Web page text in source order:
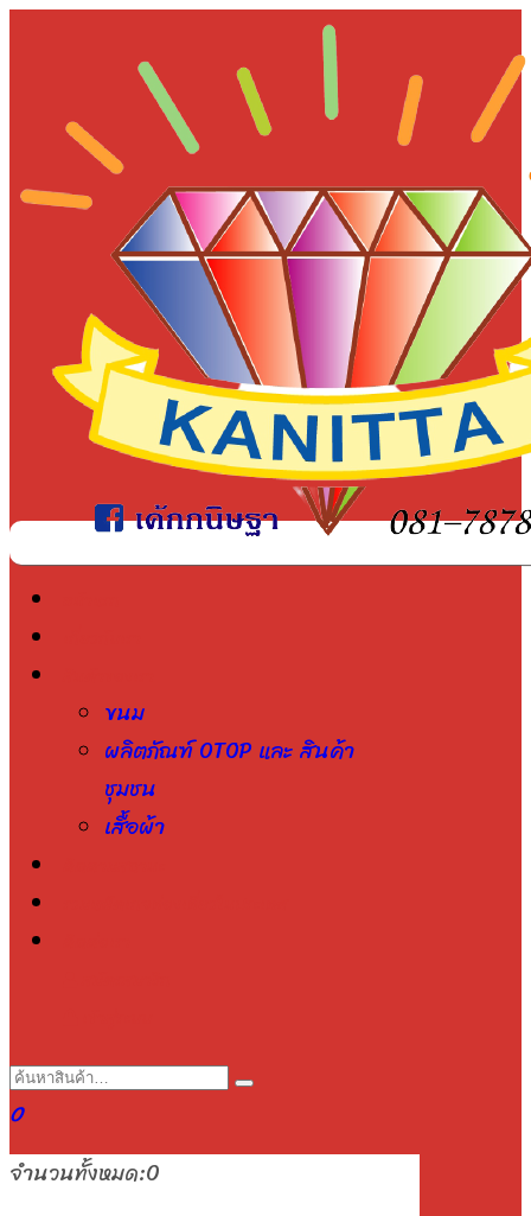
ขนม
ผลิตภัณฑ์ OTOP และ สินค้า
ชุมชน
เสื้อผ้า
0
จำนวนทั้งหมด:0